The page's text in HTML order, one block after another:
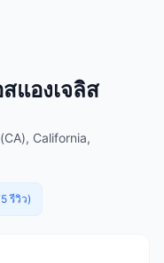
แองเจลิส
California,
รีวิว)